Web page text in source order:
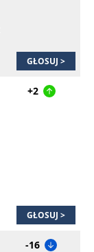
GŁOSUJ >
+2
GŁOSUJ >
-16